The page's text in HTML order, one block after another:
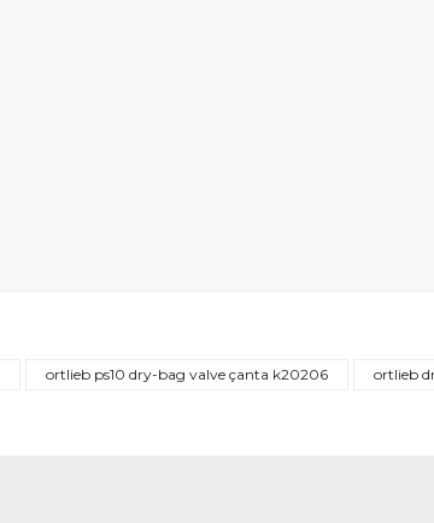
ortlieb ps10 dry-bag valve çanta k20206 ortlieb